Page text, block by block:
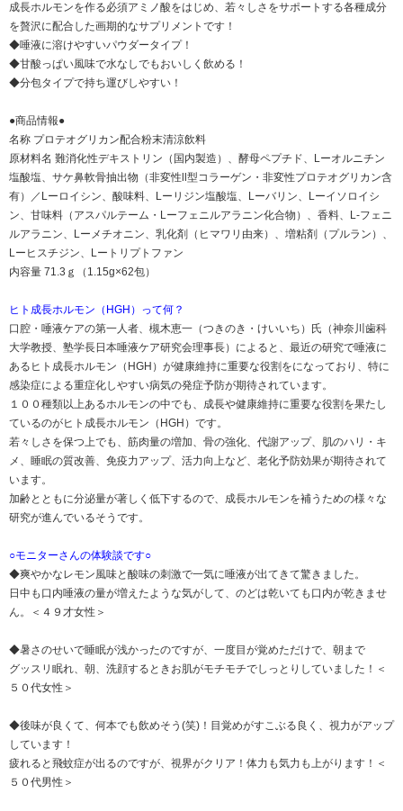
成長ホルモンを作る必須アミノ酸をはじめ、若々しさをサポートする各種成分
を贅沢に配合した画期的なサプリメントです！
◆唾液に溶けやすいパウダータイプ！
◆甘酸っぱい風味で水なしでもおいしく飲める！
◆分包タイプで持ち運びしやすい！
●商品情報●
名称 プロテオグリカン配合粉末清涼飲料
原材料名 難消化性デキストリン（国内製造）、酵母ペプチド、Lーオルニチン
塩酸塩、サケ鼻軟骨抽出物（非変性ll型コラーゲン・非変性プロテオグリカン含
有）／Lーロイシン、酸味料、Lーリジン塩酸塩、Lーバリン、Lーイソロイシ
ン、甘味料（アスパルテーム・Lーフェニルアラニン化合物）、香料、L-フェニ
ルアラニン、Lーメチオニン、乳化剤（ヒマワリ由来）、増粘剤（プルラン）、
Lーヒスチジン、Lートリプトファン
内容量 71.3ｇ（1.15g×62包）
ヒト成長ホルモン（HGH）って何？
口腔・唾液ケアの第一人者、槻木恵一（つきのき・けいいち）氏（神奈川歯科
大学教授、塾学長日本唾液ケア研究会理事長）によると、最近の研究で唾液に
あるヒト成長ホルモン（HGH）が健康維持に重要な役割をになっており、特に
感染症による重症化しやすい病気の発症予防が期待されています。
１００種類以上あるホルモンの中でも、成長や健康維持に重要な役割を果たし
ているのがヒト成長ホルモン（HGH）です。
若々しさを保つ上でも、筋肉量の増加、骨の強化、代謝アップ、肌のハリ・キ
メ、睡眠の質改善、免疫力アップ、活力向上など、老化予防効果が期待されて
います。
加齢とともに分泌量が著しく低下するので、成長ホルモンを補うための様々な
研究が進んでいるそうです。
○モニターさんの体験談です○
◆爽やかなレモン風味と酸味の刺激で一気に唾液が出てきて驚きました。
日中も口内唾液の量が増えたような気がして、のどは乾いても口内が乾きませ
ん。＜４９才女性＞
◆暑さのせいで睡眠が浅かったのですが、一度目が覚めただけで、朝まで
グッスリ眠れ、朝、洗顔するときお肌がモチモチでしっとりしていました！＜
５０代女性＞
◆後味が良くて、何本でも飲めそう(笑)！目覚めがすこぶる良く、視力がアップ
しています！
疲れると飛蚊症が出るのですが、視界がクリア！体力も気力も上がります！＜
５０代男性＞